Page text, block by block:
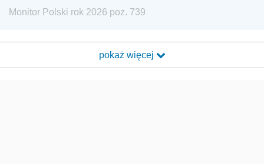
Monitor Polski rok 2026 poz. 739
pokaż więcej